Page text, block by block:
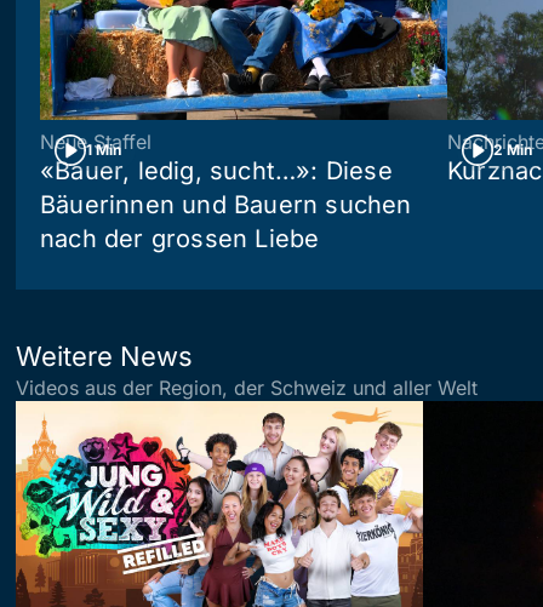
1 Min
Neue Staffel
«Bauer, ledig, sucht…»: Diese
Bäuerinnen und Bauern suchen
nach der grossen Liebe
2 Min
Weitere News
Videos aus der Region, der Schweiz und aller Welt